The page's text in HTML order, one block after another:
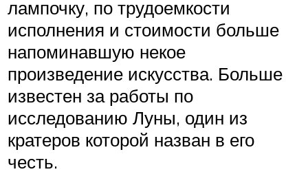
лампочку, по трудоемкости
исполнения и стоимости больше
напоминавшую некое
произведение искусства. Больше
известен за работы по
исследованию Луны, один из
кратеров которой назван в его
честь.